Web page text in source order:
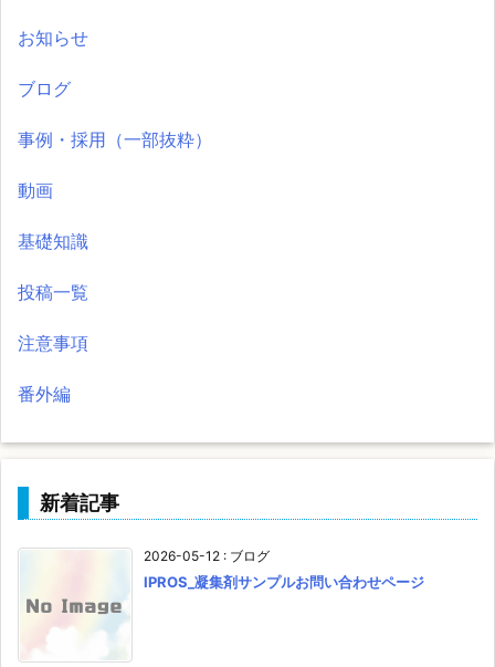
お知らせ
ブログ
事例・採用（一部抜粋）
動画
基礎知識
投稿一覧
注意事項
番外編
新着記事
2026-05-12 : ブログ
IPROS_凝集剤サンプルお問い合わせページ